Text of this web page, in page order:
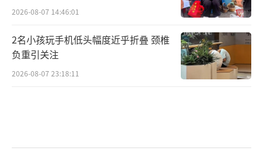
2026-08-07 14:46:01
2名小孩玩手机低头幅度近乎折叠 颈椎
负重引关注
2026-08-07 23:18:11